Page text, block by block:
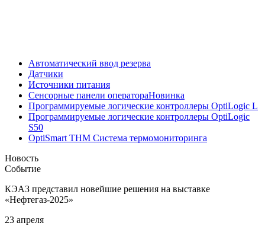
Автоматический ввод резерва
Датчики
Источники питания
Сенсорные панели оператораНовинка
Программируемые логические контроллеры OptiLogic L
Программируемые логические контроллеры OptiLogic
S50
OptiSmart THM Система термомониторинга
Новость
Событие
КЭАЗ представил новейшие решения на выставке
«Нефтегаз-2025»
23 апреля